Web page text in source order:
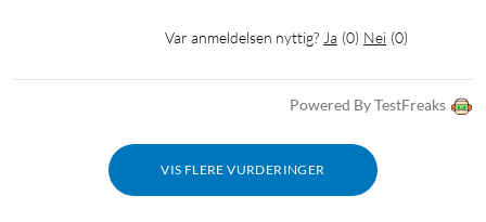
Var anmeldelsen nyttig? Ja (0) Nei (0)
Powered By TestFreaks
VIS FLERE VURDERINGER